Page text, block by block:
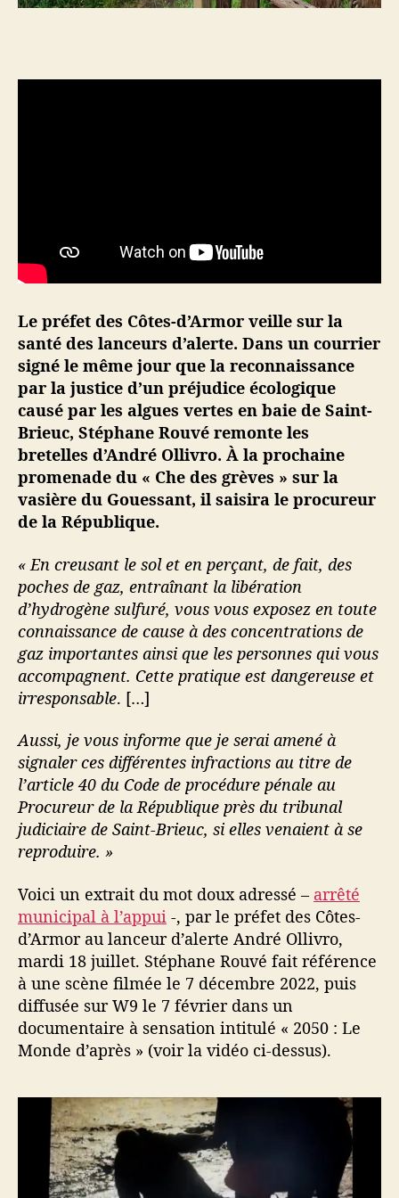
g
r
f
e
t
d
e
C
ô
t
e
d
’
r
m
o
r
x
p
e
i
t
o
i
n
s
e
s
l
a
d
Le préfet des Côtes-d’Armor veille sur la
santé des lanceurs d’alerte. Dans un courrier
signé le même jour que la reconnaissance
par la justice d’un préjudice écologique
causé par les algues vertes en baie de Saint-
Brieuc, Stéphane Rouvé remonte les
bretelles d’André Ollivro. À la prochaine
promenade du « Che des grèves » sur la
vasière du Gouessant, il saisira le procureur
de la République.
« En creusant le sol et en perçant, de fait, des
poches de gaz, entraînant la libération
d’hydrogène sulfuré, vous vous exposez en toute
connaissance de cause à des concentrations de
gaz importantes ainsi que les personnes qui vous
accompagnent. Cette pratique est dangereuse et
irresponsable. […]
Aussi, je vous informe que je serai amené à
signaler ces différentes infractions au titre de
l’article 40 du Code de procédure pénale au
Procureur de la République près du tribunal
judiciaire de Saint-Brieuc, si elles venaient à se
reproduire. »
Voici un extrait du mot doux adressé – arrêté
municipal à l’appui -, par le préfet des Côtes-
d’Armor au lanceur d’alerte André Ollivro,
mardi 18 juillet. Stéphane Rouvé fait référence
à une scène filmée le 7 décembre 2022, puis
diffusée sur W9 le 7 février dans un
documentaire à sensation intitulé « 2050 : Le
Monde d’après » (voir la vidéo ci-dessus).